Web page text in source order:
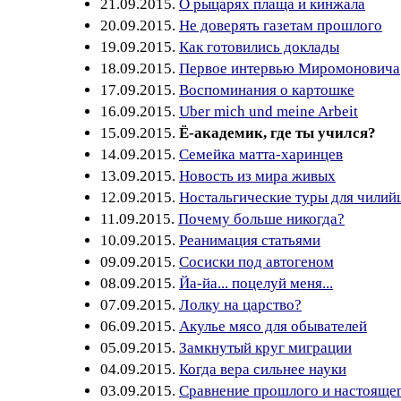
21.09.2015. О рыцарях плаща и кинжала
20.09.2015. Не доверять газетам прошлого
19.09.2015. Как готовились доклады
18.09.2015. Первое интервью Миромоновича
17.09.2015. Воспоминания о картошке
16.09.2015. Uber mich und meine Arbeit
15.09.2015. Ё-академик, где ты учился?
14.09.2015. Семейка матта-харинцев
13.09.2015. Новость из мира живых
12.09.2015. Ностальгические туры для
11.09.2015. Почему больше никогда?
10.09.2015. Реанимация статьями
09.09.2015. Сосиски под автогеном
08.09.2015. Йа-йа... поцелуй меня...
07.09.2015. Лолку на царство?
06.09.2015. Акулье мясо для обывателей
05.09.2015. Замкнутый круг миграции
04.09.2015. Когда вера сильнее науки
03.09.2015. Сравнение прошлого и